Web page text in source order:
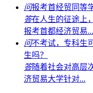
问报考首经贸同等
答在人生的征途上
报考首都经济贸易...
问不考试，专科生
生吗？
答随着社会对高层
济贸易大学针对...